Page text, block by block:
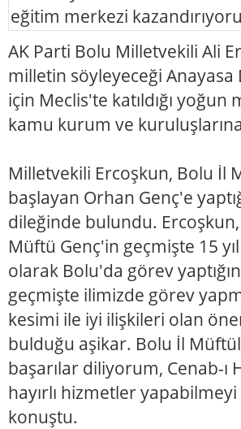
AK Parti Bolu Milletvekili Ali
milletin söyleyeceği Anayasa
için Meclis'te katıldığı
kamu kurum ve
Milletvekili Ercoşkun, Bolu İl
başlayan Orhan Genç'e
dileğinde bulundu.
Müftü Genç'in geçmişte 15
olarak Bolu'da görev
geçmişte ilimizde görev
kesimi ile iyi ilişkileri olan
bulduğu aşikar. Bolu İl
başarılar diliyorum, Cenab-ı
hayırlı hizmetler
konuştu.